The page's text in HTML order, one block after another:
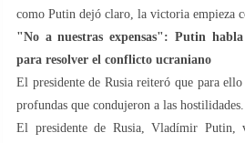
como Putin dejó claro, la victoria empieza
"No a nuestras expensas": Putin
para resolver el conflicto ucraniano
El presidente de Rusia reiteró que para ello
profundas que condujeron a las hostilidades.
El presidente de Rusia, Vladímir Putin,